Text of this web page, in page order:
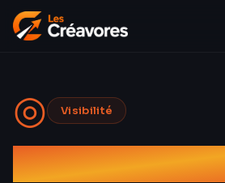
◎ Visibilité